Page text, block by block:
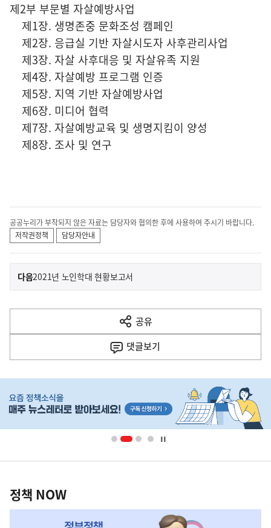
제2부 부문별 자살예방사업
제1장. 생명존중 문화조성 캠페인
제2장. 응급실 기반 자살시도자 사후관리사업
제3장. 자살 사후대응 및 자살유족 지원
제4장. 자살예방 프로그램 인증
제5장. 지역 기반 자살예방사업
제6장. 미디어 협력
제7장. 자살예방교육 및 생명지킴이 양성
제8장. 조사 및 연구
공공누리가 부착되지 않은 자료는 담당자와 협의한 후에 사용하여 주시기 바랍니다.
저작권정책
담당자안내
이
전
다
음
다음기
사
2021년 노인학대 현황보고서
공유
열
기
댓글보기
단
영
책
NOW,
정책 NOW